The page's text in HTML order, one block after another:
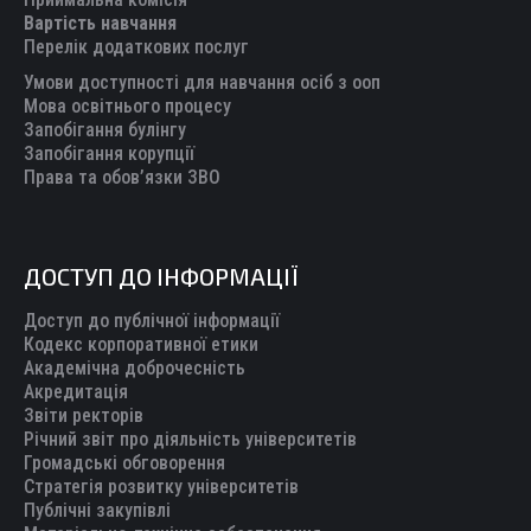
windowwindowwindowwindow
Вартість навчання
Перелік додаткових послуг
Умови доступності для навчання осіб з ооп
Мова освітнього процесу
Запобігання булінгу
Запобігання корупції
Права та обов’язки ЗВО
ДОСТУП ДО ІНФОРМАЦІЇ
Доступ до публічної інформації
Кодекс корпоративної етики
Академічна доброчесність
Акредитація
Звіти ректорів
Річний звіт про діяльність університетів
Громадські обговорення
Стратегія розвитку університетів
Публічні закупівлі